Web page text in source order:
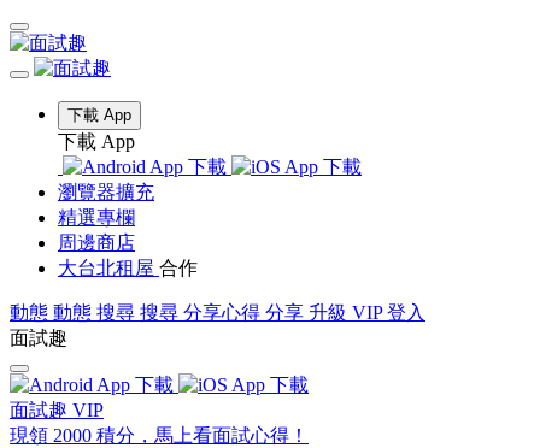
下載 App
下載 App
瀏覽器擴充
精選專欄
周邊商店
大台北租屋 合作
動態 動態 搜尋 搜尋 分享心得 分享 升級 VIP 登入
面試趣
面試趣 VIP
現領 2000 積分，馬上看面試心得！